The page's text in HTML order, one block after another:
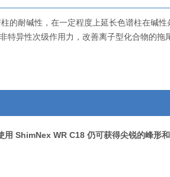
的耐碱性，在一定程度上延长色谱柱在碱
特异性次级作用力，改善离子型化合物的拖
ShimNex WR C18 仍可获得尖锐的峰形和